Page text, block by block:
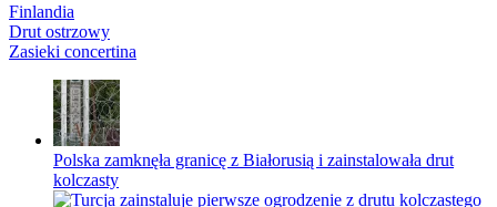
Finlandia
Drut ostrzowy
Zasieki concertina
Polska zamknęła granicę z Białorusią i zainstalowała drut
kolczasty